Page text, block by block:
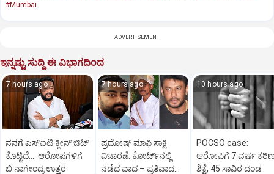
#Mumbai
ADVERTISEMENT
ಇನ್ನಷ್ಟು ಸುದ್ದಿ ಈ ವಿಭಾಗದಿಂದ
7 hours ago
ನನಗೆ ಎಸ್ಐಟಿ ಕ್ಲೀನ್ ಚಿಟ್
ಕೊಟ್ಟಿದೆ…: ಆರೋಪಗಳಿಗೆ
ಬಿ ನಾಗೇಂದ್ರ ಉತ್ತರ
7 hours ago
ಪ್ರದೋಷ್ ಮಾಫಿ ಸಾಕ್ಷಿ
ವಿಚಾರಣೆ: ಕೋರ್ಟ್‌ನಲ್ಲಿ
ನಡೆದ ವಾದ – ಪ್ರತಿವಾದದ
10 hours ago
POCSO case:
ಆರೋಪಿಗೆ 7 ವರ್ಷ
ಶಿಕ್ಷೆ, 45 ಸಾವಿರ ದಂಡ